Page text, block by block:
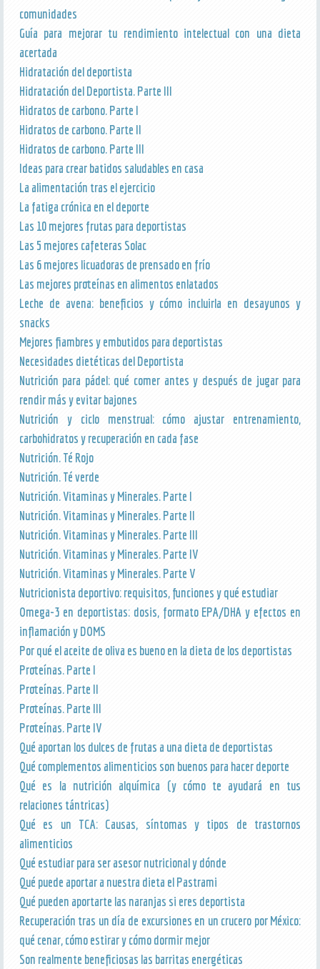
comunidades
Guía para mejorar tu rendimiento intelectual con una dieta
acertada
Hidratación del deportista
Hidratación del Deportista. Parte III
Hidratos de carbono. Parte I
Hidratos de carbono. Parte II
Hidratos de carbono. Parte III
Ideas para crear batidos saludables en casa
La alimentación tras el ejercicio
La fatiga crónica en el deporte
Las 10 mejores frutas para deportistas
Las 5 mejores cafeteras Solac
Las 6 mejores licuadoras de prensado en frío
Las mejores proteínas en alimentos enlatados
Leche de avena: beneficios y cómo incluirla en desayunos y
snacks
Mejores fiambres y embutidos para deportistas
Necesidades dietéticas del Deportista
Nutrición para pádel: qué comer antes y después de jugar para
rendir más y evitar bajones
Nutrición y ciclo menstrual: cómo ajustar entrenamiento,
carbohidratos y recuperación en cada fase
Nutrición. Té Rojo
Nutrición. Té verde
Nutrición. Vitaminas y Minerales. Parte I
Nutrición. Vitaminas y Minerales. Parte II
Nutrición. Vitaminas y Minerales. Parte III
Nutrición. Vitaminas y Minerales. Parte IV
Nutrición. Vitaminas y Minerales. Parte V
Nutricionista deportivo: requisitos, funciones y qué estudiar
Omega-3 en deportistas: dosis, formato EPA/DHA y efectos en
inflamación y DOMS
Por qué el aceite de oliva es bueno en la dieta de los deportistas
Proteínas. Parte I
Proteínas. Parte II
Proteínas. Parte III
Proteínas. Parte IV
Qué aportan los dulces de frutas a una dieta de deportistas
Qué complementos alimenticios son buenos para hacer deporte
Qué es la nutrición alquímica (y cómo te ayudará en tus
relaciones tántricas)
Qué es un TCA: Causas, síntomas y tipos de trastornos
alimenticios
Qué estudiar para ser asesor nutricional y dónde
Qué puede aportar a nuestra dieta el Pastrami
Qué pueden aportarte las naranjas si eres deportista
Recuperación tras un día de excursiones en un crucero por México:
qué cenar, cómo estirar y cómo dormir mejor
Son realmente beneficiosas las barritas energéticas